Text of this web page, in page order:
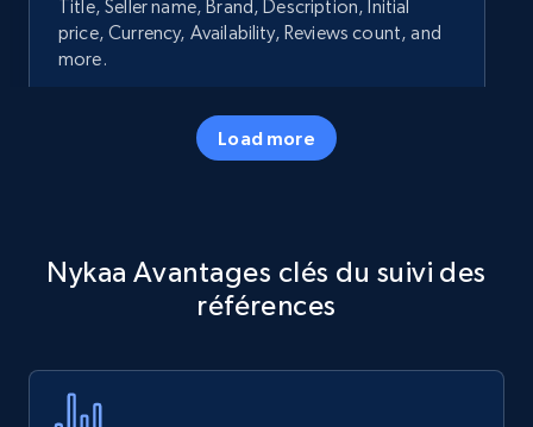
Title, Seller name, Brand, Description, Initial
price, Currency, Availability, Reviews count, and
more.
5.7K+ Commencer
specific keywords
Title, Seller name, Brand, Description, Initial
Load more
Nykaa Avantages clés du suivi des
références